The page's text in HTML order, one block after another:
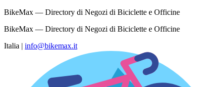
BikeMax — Directory di Negozi di Biciclette e Officine
BikeMax — Directory di Negozi di Biciclette e Officine
Italia | info@bikemax.it